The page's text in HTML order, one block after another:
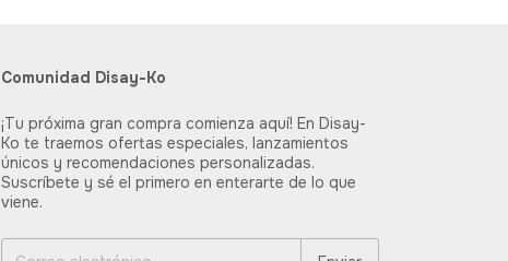
Comunidad Disay-Ko
¡Tu próxima gran compra comienza aquí! En Disay-
Ko te traemos ofertas especiales, lanzamientos
únicos y recomendaciones personalizadas.
Suscríbete y sé el primero en enterarte de lo que
viene.